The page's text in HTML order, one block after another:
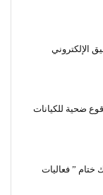
الإلكتروني
ضحية للكيانات
” فعاليات